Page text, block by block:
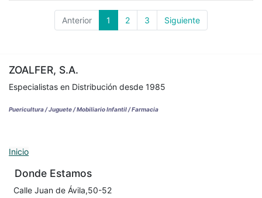
Anterior 1 2 3 Siguiente
ZOALFER, S.A.
Especialistas en Distribución desde 1985
Puericultura / Juguete / Mobiliario Infantil / Farmacia
Inicio
Donde Estamos
Calle Juan de Ávila,50-52